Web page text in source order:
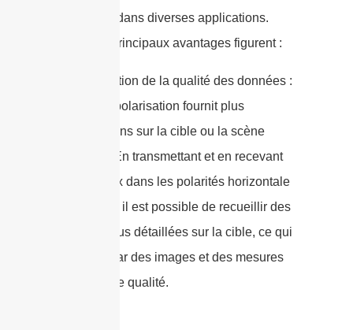
avantages dans diverses applications.
Parmi les principaux avantages figurent :
1. Amélioration de la qualité des données :
La double polarisation fournit plus
d'informations sur la cible ou la scène
observée. En transmettant et en recevant
des signaux dans les polarités horizontale
et verticale, il est possible de recueillir des
données plus détaillées sur la cible, ce qui
se traduit par des images et des mesures
de meilleure qualité.